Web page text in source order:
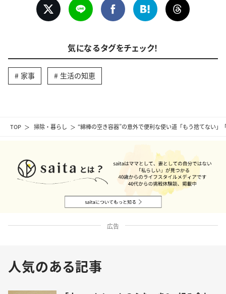
TOP 掃除・暮らし “綿棒の空き容器”の意外で便利な使い道「もう捨てない」
気になるタグをチェック！
家事 生活の知恵
広告
人気のある記事